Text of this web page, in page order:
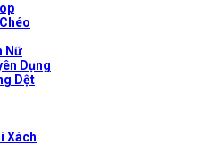
Nữ
Dụng
Dệt
Xách